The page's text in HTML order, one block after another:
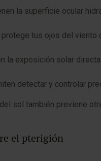
la superficie ocular
protege tus ojos del viento
la exposición solar
detectar y controlar
sol también previene
el pterigión